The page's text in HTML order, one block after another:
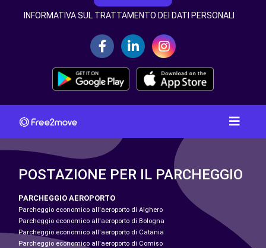
INFORMATIVA SUL TRATTAMENTO DEI DATI PERSONALI
POSTAZIONE PER IL PARCHEGGIO
PARCHEGGIO AEROPORTO
Parcheggio economico all'aeroporto di Alghero
Parcheggio economico all'aeroporto di Bologna
Parcheggio economico all'aeroporto di Catania
Parcheggio economico all'aeroporto di Comiso